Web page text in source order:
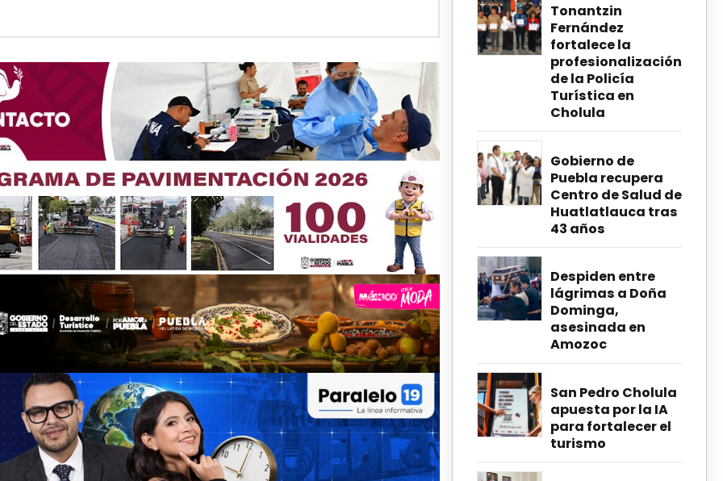
Tonantzin
Fernández
fortalece la
profesionalización
de la Policía
Turística en
Cholula
Gobierno de
Puebla recupera
Centro de Salud de
Huatlatlauca tras
43 años
Despiden entre
lágrimas a Doña
Dominga,
asesinada en
Amozoc
San Pedro Cholula
apuesta por la IA
para fortalecer el
turismo